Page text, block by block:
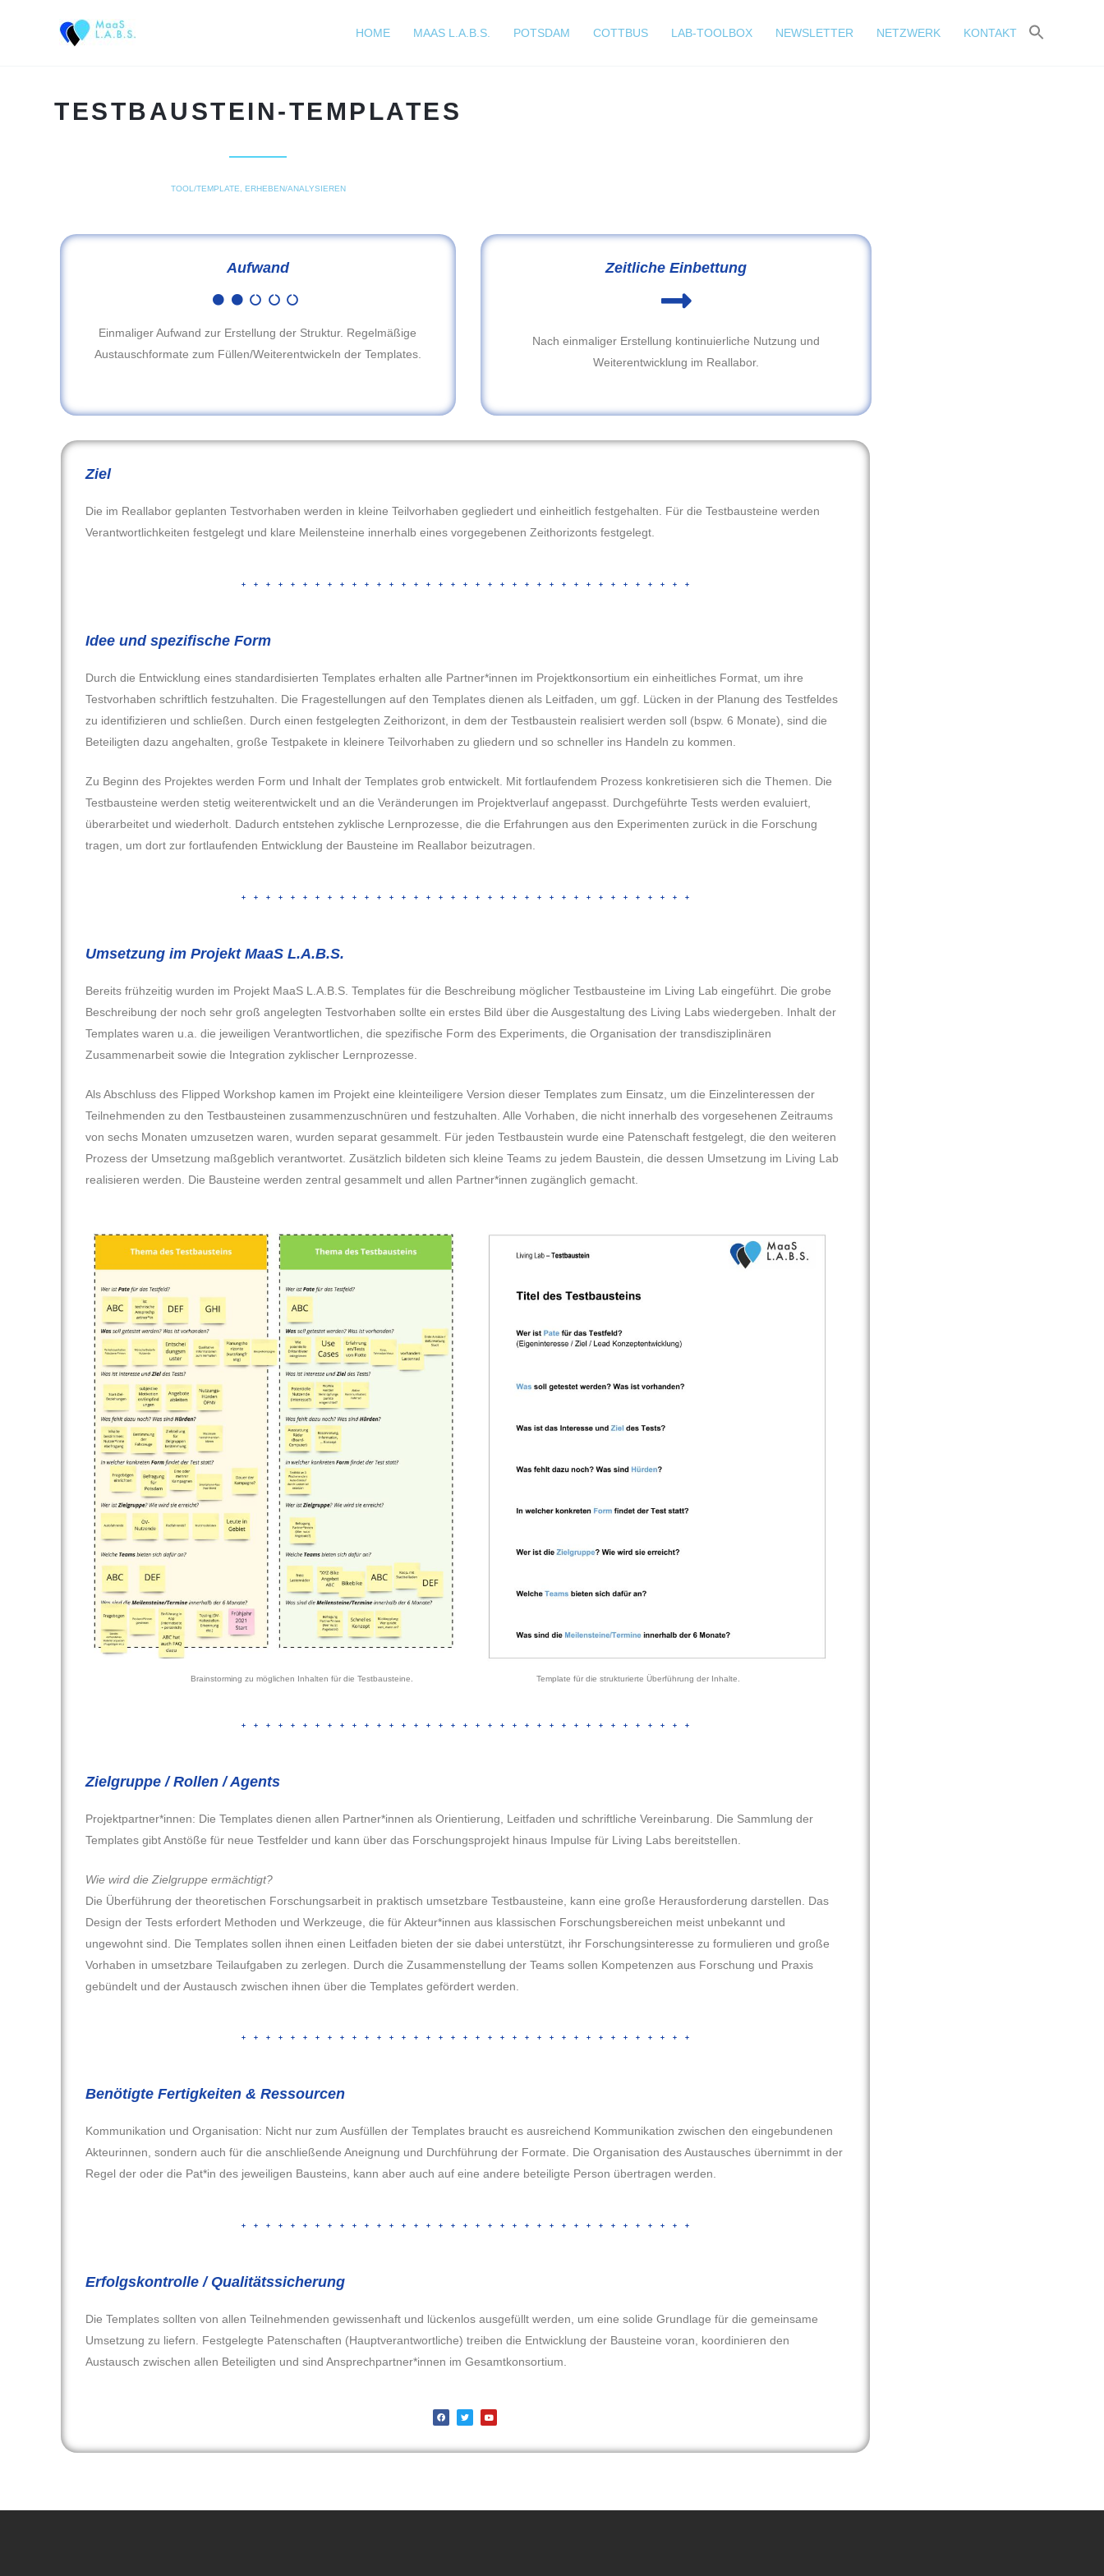
HOME MAAS L.A.B.S. POTSDAM COTTBUS LAB-TOOLBOX NEWSLETTER NETZWERK KONTAKT
TESTBAUSTEIN-TEMPLATES
TOOL/TEMPLATE, ERHEBEN/ANALYSIEREN
Aufwand
Einmaliger Aufwand zur Erstellung der Struktur. Regelmäßige
Austauschformate zum Füllen/Weiterentwickeln der Templates.
Zeitliche Einbettung
Nach einmaliger Erstellung kontinuierliche Nutzung und
Weiterentwicklung im Reallabor.
Ziel
Die im Reallabor geplanten Testvorhaben werden in kleine Teilvorhaben gegliedert und einheitlich festgehalten. Für die Testbausteine werden
Verantwortlichkeiten festgelegt und klare Meilensteine innerhalb eines vorgegebenen Zeithorizonts festgelegt.
Idee und spezifische Form
Durch die Entwicklung eines standardisierten Templates erhalten alle Partner*innen im Projektkonsortium ein einheitliches Format, um ihre
Testvorhaben schriftlich festzuhalten. Die Fragestellungen auf den Templates dienen als Leitfaden, um ggf. Lücken in der Planung des Testfeldes
zu identifizieren und schließen. Durch einen festgelegten Zeithorizont, in dem der Testbaustein realisiert werden soll (bspw. 6 Monate), sind die
Beteiligten dazu angehalten, große Testpakete in kleinere Teilvorhaben zu gliedern und so schneller ins Handeln zu kommen.
Zu Beginn des Projektes werden Form und Inhalt der Templates grob entwickelt. Mit fortlaufendem Prozess konkretisieren sich die Themen. Die
Testbausteine werden stetig weiterentwickelt und an die Veränderungen im Projektverlauf angepasst. Durchgeführte Tests werden evaluiert,
überarbeitet und wiederholt. Dadurch entstehen zyklische Lernprozesse, die die Erfahrungen aus den Experimenten zurück in die Forschung
tragen, um dort zur fortlaufenden Entwicklung der Bausteine im Reallabor beizutragen.
Umsetzung im Projekt MaaS L.A.B.S.
Bereits frühzeitig wurden im Projekt MaaS L.A.B.S. Templates für die Beschreibung möglicher Testbausteine im Living Lab eingeführt. Die grobe
Beschreibung der noch sehr groß angelegten Testvorhaben sollte ein erstes Bild über die Ausgestaltung des Living Labs wiedergeben. Inhalt der
Templates waren u.a. die jeweiligen Verantwortlichen, die spezifische Form des Experiments, die Organisation der transdisziplinären
Zusammenarbeit sowie die Integration zyklischer Lernprozesse.
Als Abschluss des Flipped Workshop kamen im Projekt eine kleinteiligere Version dieser Templates zum Einsatz, um die Einzelinteressen der
Teilnehmenden zu den Testbausteinen zusammenzuschnüren und festzuhalten. Alle Vorhaben, die nicht innerhalb des vorgesehenen Zeitraums
von sechs Monaten umzusetzen waren, wurden separat gesammelt. Für jeden Testbaustein wurde eine Patenschaft festgelegt, die den weiteren
Prozess der Umsetzung maßgeblich verantwortet. Zusätzlich bildeten sich kleine Teams zu jedem Baustein, die dessen Umsetzung im Living Lab
realisieren werden. Die Bausteine werden zentral gesammelt und allen Partner*innen zugänglich gemacht.
Brainstorming zu möglichen Inhalten für die Testbausteine. Template für die strukturierte Überführung der Inhalte.
Zielgruppe / Rollen / Agents
Projektpartner*innen: Die Templates dienen allen Partner*innen als Orientierung, Leitfaden und schriftliche Vereinbarung. Die Sammlung der
Templates gibt Anstöße für neue Testfelder und kann über das Forschungsprojekt hinaus Impulse für Living Labs bereitstellen.
Wie wird die Zielgruppe ermächtigt?
Die Überführung der theoretischen Forschungsarbeit in praktisch umsetzbare Testbausteine, kann eine große Herausforderung darstellen. Das
Design der Tests erfordert Methoden und Werkzeuge, die für Akteur*innen aus klassischen Forschungsbereichen meist unbekannt und
ungewohnt sind. Die Templates sollen ihnen einen Leitfaden bieten der sie dabei unterstützt, ihr Forschungsinteresse zu formulieren und große
Vorhaben in umsetzbare Teilaufgaben zu zerlegen. Durch die Zusammenstellung der Teams sollen Kompetenzen aus Forschung und Praxis
gebündelt und der Austausch zwischen ihnen über die Templates gefördert werden.
Benötigte Fertigkeiten & Ressourcen
Kommunikation und Organisation: Nicht nur zum Ausfüllen der Templates braucht es ausreichend Kommunikation zwischen den eingebundenen
Akteurinnen, sondern auch für die anschließende Aneignung und Durchführung der Formate. Die Organisation des Austausches übernimmt in der
Regel der oder die Pat*in des jeweiligen Bausteins, kann aber auch auf eine andere beteiligte Person übertragen werden.
Erfolgskontrolle / Qualitätssicherung
Die Templates sollten von allen Teilnehmenden gewissenhaft und lückenlos ausgefüllt werden, um eine solide Grundlage für die gemeinsame
Umsetzung zu liefern. Festgelegte Patenschaften (Hauptverantwortliche) treiben die Entwicklung der Bausteine voran, koordinieren den
Austausch zwischen allen Beteiligten und sind Ansprechpartner*innen im Gesamtkonsortium.
F
a
c
o
T
w
i
e
Y
o
u
b